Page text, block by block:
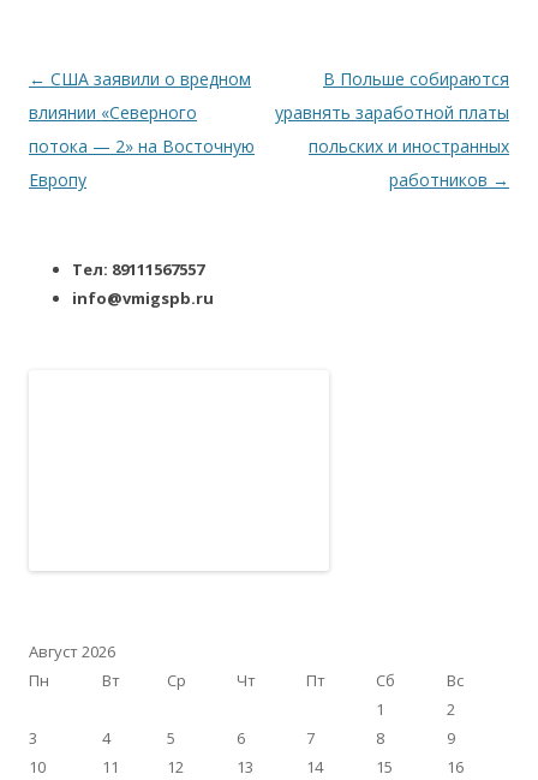
Навигация по записям
← США заявили о вредном
влиянии «Северного
потока — 2» на Восточную
Европу
В Польше собираются
уравнять заработной платы
польских и иностранных
работников →
Тел: 89111567557
info@vmigspb.ru
Август 2026
Пн
Вт Ср Чт Пт Сб
Вс
1
2
3
4 5 6 7 8
9
10
11 12 13 14 15
16